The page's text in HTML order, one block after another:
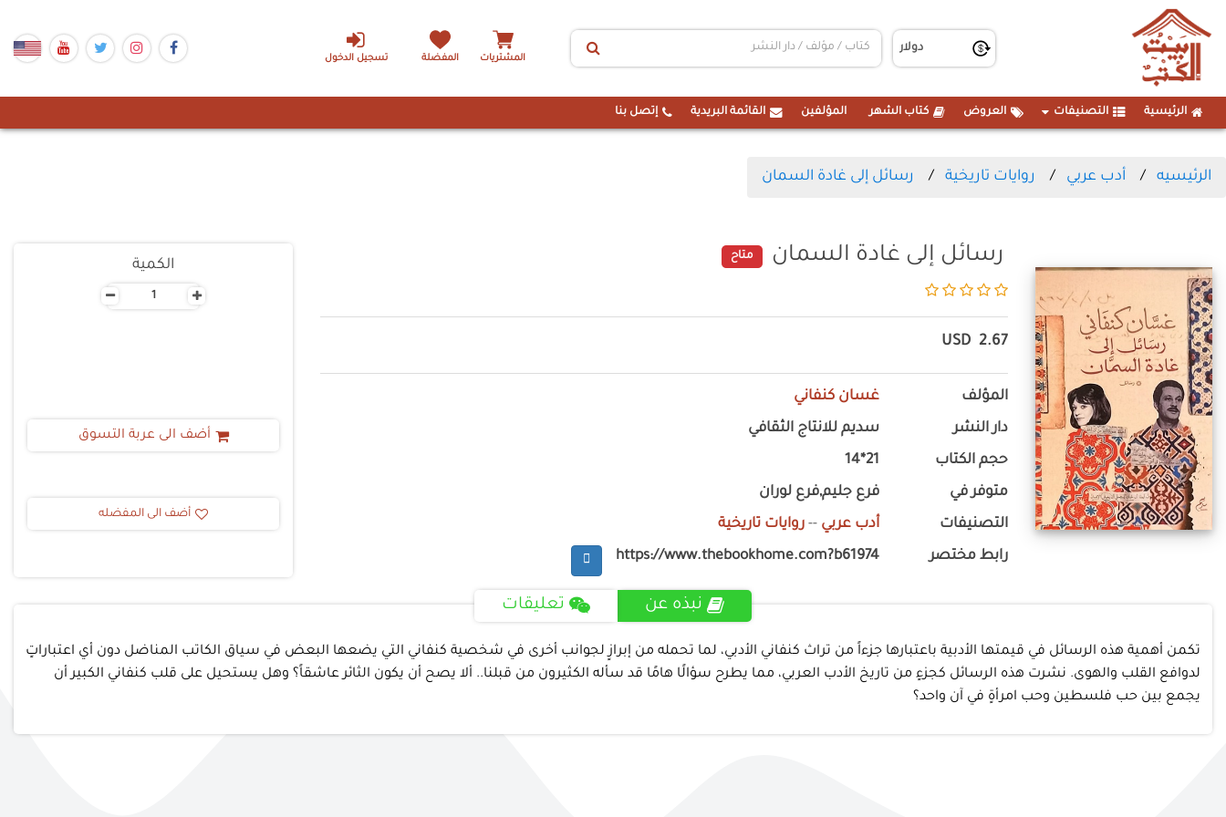
تسجيل الدخول المشتريات المفضلة
الرئيسية التصنيفات العروض كتاب الشهر المؤلفين القائمة البريدية إتصل بنا
الرئيسيه أدب عربي روايات تاريخية رسائل إلى غادة السمان
رسائل إلى غادة السمان متاح
2.67
USD
المؤلف غسان كنفاني
دار النشر سديم للانتاج الثقافي
حجم الكتاب 21*14
متوفر في فرع جليم,فرع لوران
التصنيفات أدب عربي -- روايات تاريخية
رابط مختصر https://www.thebookhome.com?b61974
الكمية
- +
أضف الى عربة التسوق
أضف الى المفضله
نبذه عن تعليقات
تكمن أهمية هذه الرسائل في قيمتها الأدبية باعتبارها جزءاً من تراث كنفاني الأدبي، لما تحمله من إبرازٍ لجوانب أخرى في شخصية كنفاني التي يضعها البعض في سياق الكاتب المناضل دون أي اعتباراتٍ
لدوافع القلب والهوى. نشرت هذه الرسائل كجزءٍ من تاريخ الأدب العربي، مما يطرح سؤالًا هامًا قد سأله الكثيرون من قبلنا.. ألا يصح أن يكون الثائر عاشقاً؟ وهل يستحيل على قلب كنفاني الكبير أن
يجمع بين حب فلسطين وحب امرأةٍ في آن واحد؟